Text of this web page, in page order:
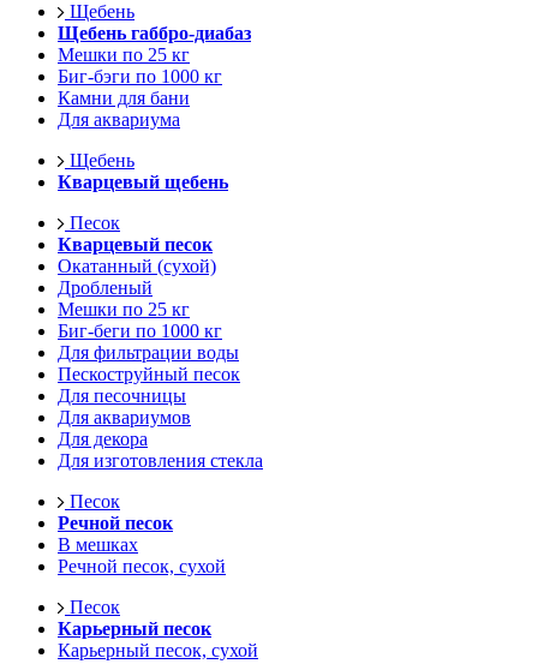
Щебень
Щебень габбро-диабаз
Мешки по 25 кг
Биг-бэги по 1000 кг
Камни для бани
Для аквариума
Щебень
Кварцевый щебень
Песок
Кварцевый песок
Окатанный (сухой)
Дробленый
Мешки по 25 кг
Биг-беги по 1000 кг
Для фильтрации воды
Пескоструйный песок
Для песочницы
Для аквариумов
Для декора
Для изготовления стекла
Песок
Речной песок
В мешках
Речной песок, сухой
Песок
Карьерный песок
Карьерный песок, сухой